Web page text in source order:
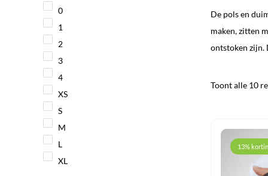
De pols en
maken, zitten
ontstoken zijn.
Toont alle 10
13%
0
1
2
3
4
XS
S
M
L
XL